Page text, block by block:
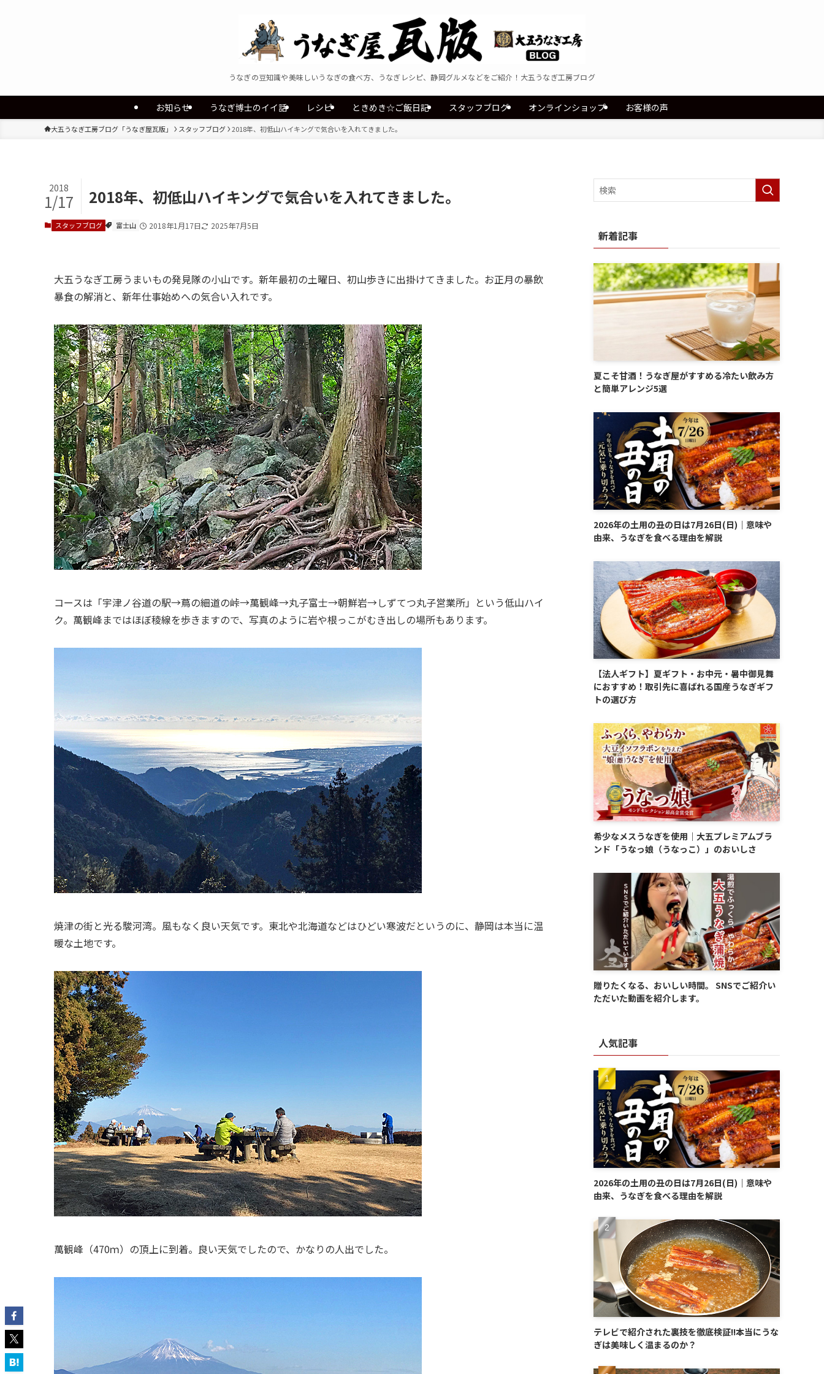
うなぎの豆知識や美味しいうなぎの食べ方、うなぎレシピ、静岡グルメなどをご紹介！大五うなぎ工房ブログ
お知らせ うなぎ博士のイイ話 レシピ ときめき☆ご飯日記 スタッフブログ オンラインショップ お客様の声
大五うなぎ工房ブログ「うなぎ屋瓦版」 スタッフブログ 2018年、初低山ハイキングで気合いを入れてきました。
2018年、初低山ハイキングで気合いを入れてきました。
2018
1/17
スタッフブログ 富士山 2018年1月17日 2025年7月5日
大五うなぎ工房うまいもの発見隊の小山です。新年最初の土曜日、初山歩きに出掛けてきました。お正月の暴飲
暴食の解消と、新年仕事始めへの気合い入れです。
コースは「宇津ノ谷道の駅→蔦の細道の峠→萬観峰→丸子富士→朝鮮岩→しずてつ丸子営業所」という低山ハイ
ク。萬観峰まではほぼ稜線を歩きますので、写真のように岩や根っこがむき出しの場所もあります。
焼津の街と光る駿河湾。風もなく良い天気です。東北や北海道などはひどい寒波だというのに、静岡は本当に温
暖な土地です。
萬観峰（470ｍ）の頂上に到着。良い天気でしたので、かなりの人出でした。
新着記事
夏こそ甘酒！うなぎ屋がすすめる冷たい飲み方
と簡単アレンジ5選
2026年の土用の丑の日は7月26日(日)｜意味や
由来、うなぎを食べる理由を解説
【法人ギフト】夏ギフト・お中元・暑中御見舞
におすすめ！取引先に喜ばれる国産うなぎギフ
トの選び方
希少なメスうなぎを使用｜大五プレミアムブラ
ンド「うなっ娘（うなっこ）」のおいしさ
贈りたくなる、おいしい時間。 SNSでご紹介い
ただいた動画を紹介します。
人気記事
2026年の土用の丑の日は7月26日(日)｜意味や
由来、うなぎを食べる理由を解説
テレビで紹介された裏技を徹底検証!!本当にうな
ぎは美味しく温まるのか？